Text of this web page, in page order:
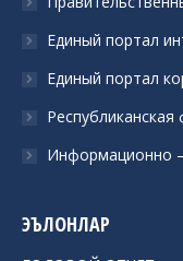
Единый портал
Единый портал
Информационно
ЭЪЛОНЛАР